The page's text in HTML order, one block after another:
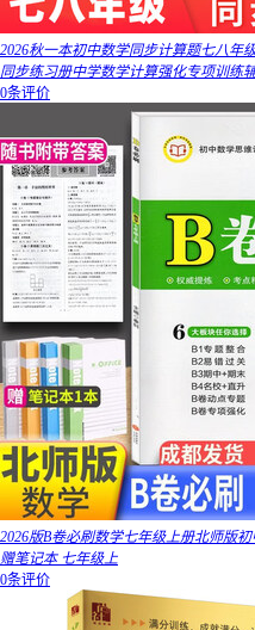
2026秋一本初中数学同步计算题七八年
同步练习册中学数学计算强化专项训练
0条评价
2026版B卷必刷数学七年级上册北师版
赠笔记本 七年级上
0条评价